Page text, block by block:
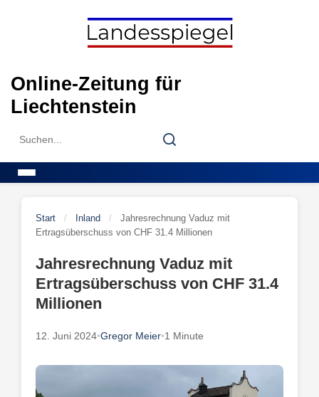
Online-Zeitung für
Liechtenstein
Search
Search
Start / Inland /
Jahresrechnung Vaduz mit
Ertragsüberschuss von CHF 31.4 Millionen
Jahresrechnung Vaduz mit
Ertragsüberschuss von CHF 31.4
Millionen
12. Juni 2024•Gregor Meier•1 Minute